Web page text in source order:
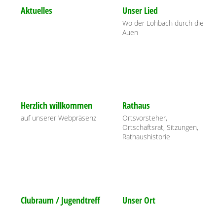
Aktuelles Unser Lied
Wo der Lohbach durch die
Auen
Herzlich willkommen
auf unserer Webpräsenz
Rathaus
Ortsvorsteher,
Ortschaftsrat, Sitzungen,
Rathaushistorie
Clubraum / Jugendtreff Unser Ort